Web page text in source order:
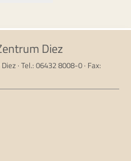
Diez
· Tel.: 06432 8008-0 · Fax: